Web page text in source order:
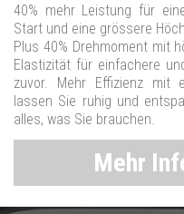
40% mehr Leistung für
Start und eine grössere
Plus 40% Drehmoment mit
Elastizität für einfachere
zuvor. Mehr Effizienz mit
lassen Sie ruhig und
alles, was Sie brauchen.
Mehr